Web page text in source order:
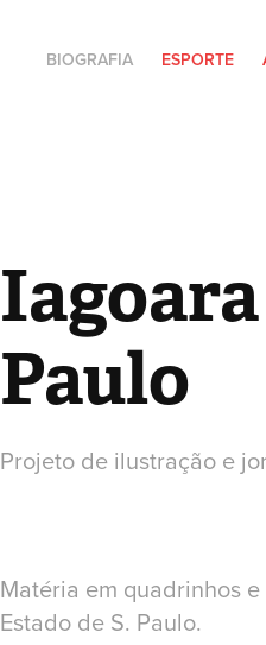
BIOGRAFIA ESPORTE
Paulo
Projeto de ilustração e
Matéria em quadrinhos
Estado de S. Paulo.